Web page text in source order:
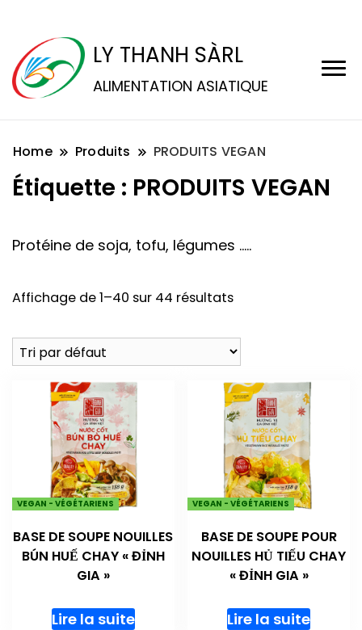
LY THANH SÀRL
ALIMENTATION ASIATIQUE
Home Produits PRODUITS VEGAN
Étiquette : PRODUITS VEGAN
Protéine de soja, tofu, légumes …..
Affichage de 1–40 sur 44 résultats
VEGAN - VÉGÉTARIENS
BASE DE SOUPE NOUILLES
BÚN HUẾ CHAY « ĐỈNH
GIA »
Lire la suite
VEGAN - VÉGÉTARIENS
BASE DE SOUPE POUR
NOUILLES HỦ TIẾU CHAY
« ĐỈNH GIA »
Lire la suite